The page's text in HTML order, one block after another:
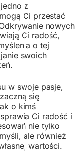
z
Ci przestać
nowych
Ci radość,
o tej
swoich
w swoje pasje,
się
o kimś
Ci radość i
nie tylko
ale również
wartości.